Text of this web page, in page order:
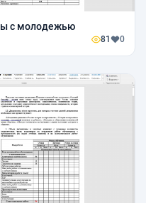
с молодежью
81 0